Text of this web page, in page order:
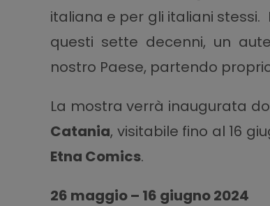
italiana e per gli italiani
questi sette decenni, un
nostro Paese, partendo
La mostra verrà inaugurata
Catania, visitabile fino al 16
Etna Comics.
26 maggio – 16 giugno 2024